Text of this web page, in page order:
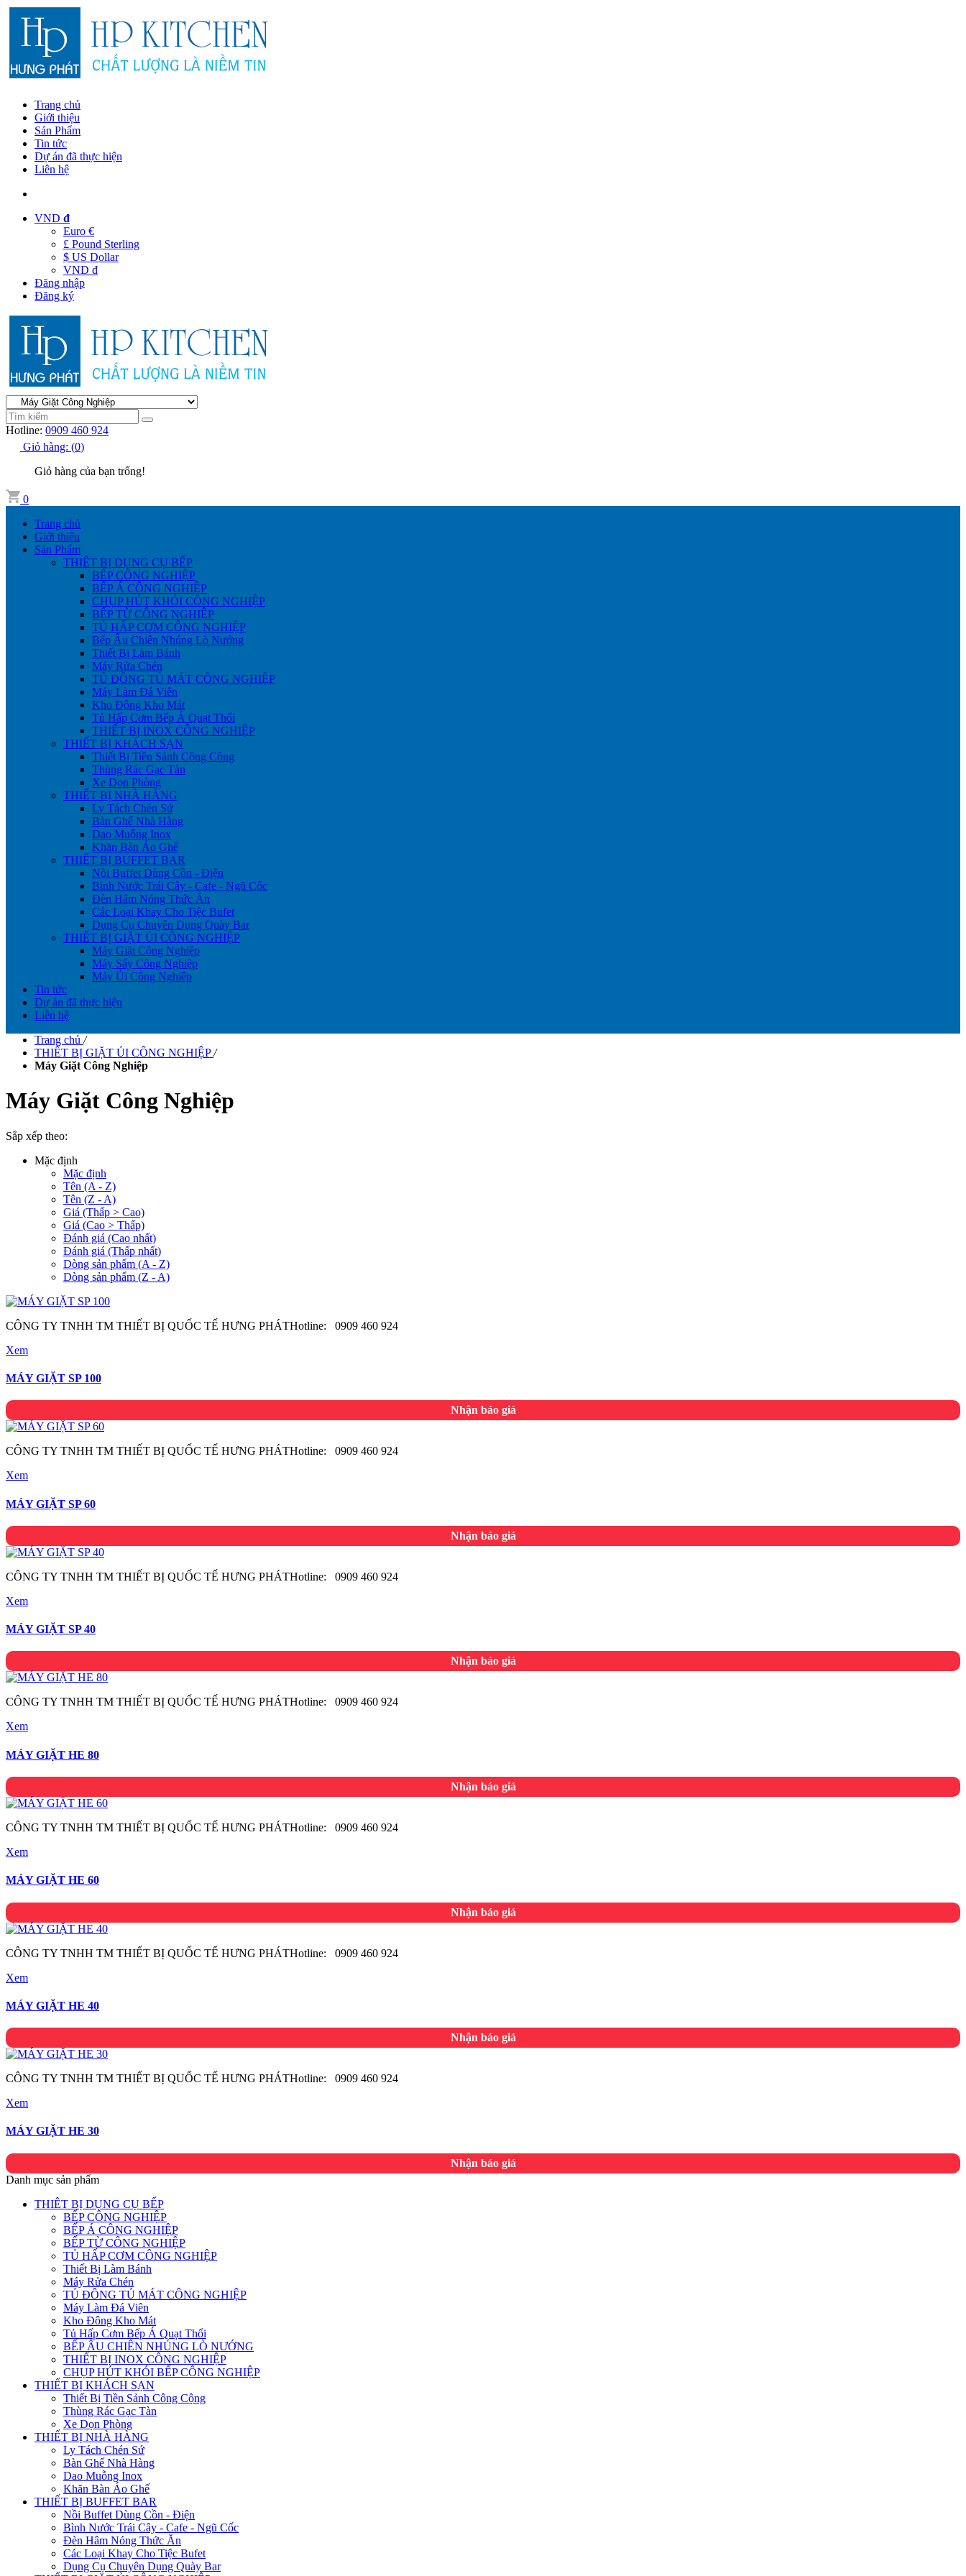
Trang chủ
Giới thiệu
Sản Phẩm
Tin tức
Dự án đã thực hiện
Liên hệ
VND đ
Euro €
£ Pound Sterling
$ US Dollar
VND đ
Đăng nhập
Đăng ký
Hotline: 0909 460 924
Giỏ hàng: (0)
Giỏ hàng của bạn trống!
0
Trang chủ
Giới thiệu
Sản Phẩm
THIÊT BỊ DỤNG CỤ BẾP
BẾP CÔNG NGHIỆP
BẾP Á CÔNG NGHIỆP
CHỤP HÚT KHÓI CÔNG NGHIỆP
BẾP TỪ CÔNG NGHIỆP
TỦ HẤP CƠM CÔNG NGHIỆP
Bếp Âu Chiên Nhúng Lò Nướng
Thiết Bị Làm Bánh
Máy Rửa Chén
TỦ ĐÔNG TỦ MÁT CÔNG NGHIỆP
Máy Làm Đá Viên
Kho Đông Kho Mát
Tủ Hấp Cơm Bếp Á Quạt Thổi
THIẾT BỊ INOX CÔNG NGHIỆP
THIẾT BỊ KHÁCH SẠN
Thiết Bị Tiền Sảnh Công Cộng
Thùng Rác Gạc Tàn
Xe Dọn Phòng
THIẾT BỊ NHÀ HÀNG
Ly Tách Chén Sứ
Bàn Ghế Nhà Hàng
Dao Muỗng Inox
Khăn Bàn Áo Ghế
THIẾT BỊ BUFFET BAR
Nồi Buffet Dùng Cồn - Điện
Bình Nước Trái Cây - Cafe - Ngũ Cốc
Đèn Hâm Nóng Thức Ăn
Các Loại Khay Cho Tiệc Bufet
Dụng Cụ Chuyên Dụng Quày Bar
THIẾT BỊ GIẶT ỦI CÔNG NGHIỆP
Máy Giặt Công Nghiệp
Máy Sấy Công Nghiệp
Máy Ủi Công Nghiệp
Tin tức
Dự án đã thực hiện
Liên hệ
Trang chủ /
THIẾT BỊ GIẶT ỦI CÔNG NGHIỆP /
Máy Giặt Công Nghiệp
Máy Giặt Công Nghiệp
Sắp xếp theo:
Mặc định
Mặc định
Tên (A - Z)
Tên (Z - A)
Giá (Thấp > Cao)
Giá (Cao > Thấp)
Đánh giá (Cao nhất)
Đánh giá (Thấp nhất)
Dòng sản phẩm (A - Z)
Dòng sản phẩm (Z - A)
CÔNG TY TNHH TM THIẾT BỊ QUỐC TẾ HƯNG PHÁTHotline: 0909 460 924
Xem
MÁY GIẶT SP 100
Nhận báo giá
CÔNG TY TNHH TM THIẾT BỊ QUỐC TẾ HƯNG PHÁTHotline: 0909 460 924
Xem
MÁY GIẶT SP 60
Nhận báo giá
CÔNG TY TNHH TM THIẾT BỊ QUỐC TẾ HƯNG PHÁTHotline: 0909 460 924
Xem
MÁY GIẶT SP 40
Nhận báo giá
CÔNG TY TNHH TM THIẾT BỊ QUỐC TẾ HƯNG PHÁTHotline: 0909 460 924
Xem
MÁY GIẶT HE 80
Nhận báo giá
CÔNG TY TNHH TM THIẾT BỊ QUỐC TẾ HƯNG PHÁTHotline: 0909 460 924
Xem
MÁY GIẶT HE 60
Nhận báo giá
CÔNG TY TNHH TM THIẾT BỊ QUỐC TẾ HƯNG PHÁTHotline: 0909 460 924
Xem
MÁY GIẶT HE 40
Nhận báo giá
CÔNG TY TNHH TM THIẾT BỊ QUỐC TẾ HƯNG PHÁTHotline: 0909 460 924
Xem
MÁY GIẶT HE 30
Nhận báo giá
Danh mục sản phẩm
THIÊT BỊ DỤNG CỤ BẾP
BẾP CÔNG NGHIỆP
BẾP Á CÔNG NGHIỆP
BẾP TỪ CÔNG NGHIỆP
TỦ HẤP CƠM CÔNG NGHIỆP
Thiết Bị Làm Bánh
Máy Rửa Chén
TỦ ĐÔNG TỦ MÁT CÔNG NGHIỆP
Máy Làm Đá Viên
Kho Đông Kho Mát
Tủ Hấp Cơm Bếp Á Quạt Thổi
BẾP ÂU CHIÊN NHÚNG LÒ NƯỚNG
THIẾT BỊ INOX CÔNG NGHIỆP
CHỤP HÚT KHÓI BẾP CÔNG NGHIỆP
THIẾT BỊ KHÁCH SẠN
Thiết Bị Tiền Sảnh Công Cộng
Thùng Rác Gạc Tàn
Xe Dọn Phòng
THIẾT BỊ NHÀ HÀNG
Ly Tách Chén Sứ
Bàn Ghế Nhà Hàng
Dao Muỗng Inox
Khăn Bàn Áo Ghế
THIẾT BỊ BUFFET BAR
Nồi Buffet Dùng Cồn - Điện
Bình Nước Trái Cây - Cafe - Ngũ Cốc
Đèn Hâm Nóng Thức Ăn
Các Loại Khay Cho Tiệc Bufet
Dụng Cụ Chuyên Dụng Quày Bar